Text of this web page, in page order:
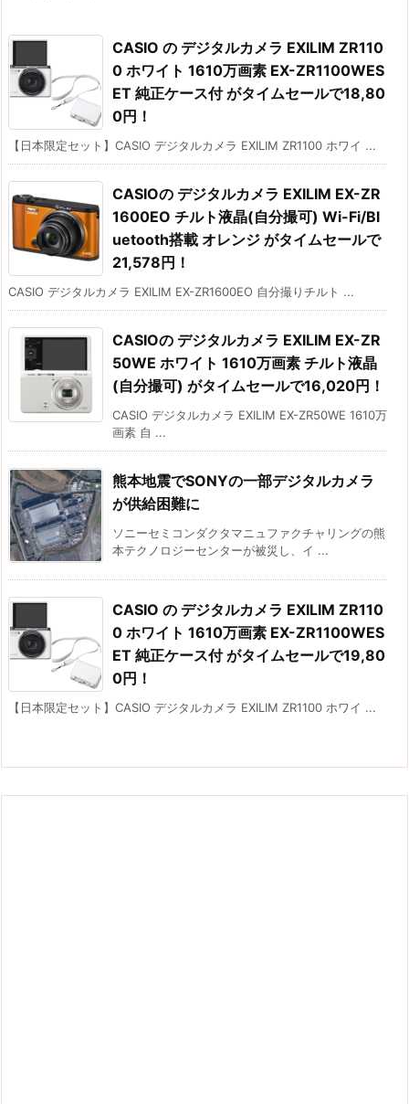
CASIO の デジタルカメラ EXILIM ZR110
0 ホワイト 1610万画素 EX-ZR1100WES
ET 純正ケース付 がタイムセールで18,80
0円！
【日本限定セット】CASIO デジタルカメラ EXILIM ZR1100 ホワイ ...
CASIOの デジタルカメラ EXILIM EX-ZR
1600EO チルト液晶(自分撮可) Wi-Fi/Bl
uetooth搭載 オレンジ がタイムセールで
21,578円！
CASIO デジタルカメラ EXILIM EX-ZR1600EO 自分撮りチルト ...
CASIOの デジタルカメラ EXILIM EX-ZR
50WE ホワイト 1610万画素 チルト液晶
(自分撮可) がタイムセールで16,020円！
CASIO デジタルカメラ EXILIM EX-ZR50WE 1610万
画素 自 ...
熊本地震でSONYの一部デジタルカメラ
が供給困難に
ソニーセミコンダクタマニュファクチャリングの熊
本テクノロジーセンターが被災し、イ ...
CASIO の デジタルカメラ EXILIM ZR110
0 ホワイト 1610万画素 EX-ZR1100WES
ET 純正ケース付 がタイムセールで19,80
0円！
【日本限定セット】CASIO デジタルカメラ EXILIM ZR1100 ホワイ ...